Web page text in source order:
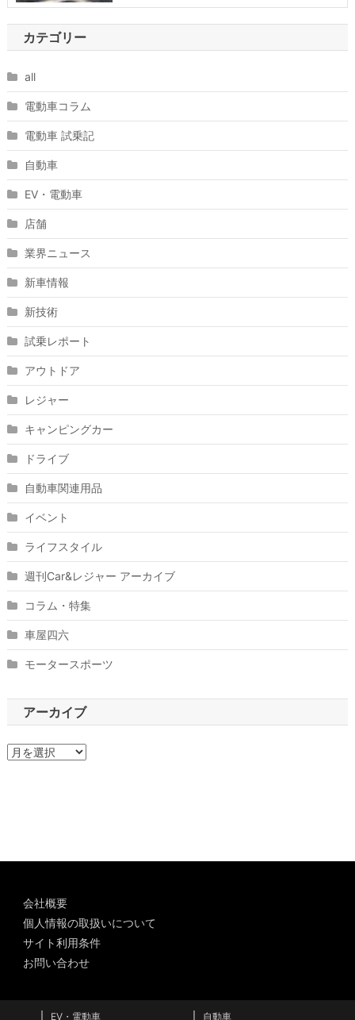
カテゴリー
all
電動車コラム
電動車 試乗記
自動車
EV・電動車
店舗
業界ニュース
新車情報
新技術
試乗レポート
アウトドア
レジャー
キャンピングカー
ドライブ
自動車関連用品
イベント
ライフスタイル
週刊Car&レジャー アーカイブ
コラム・特集
車屋四六
モータースポーツ
アーカイブ
ア
会社概要
個人情報の取扱いについて
サイト利用条件
お問い合わせ
EV・電動車 自動車